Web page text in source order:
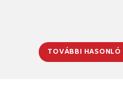
TOVÁBBI HASONLÓ